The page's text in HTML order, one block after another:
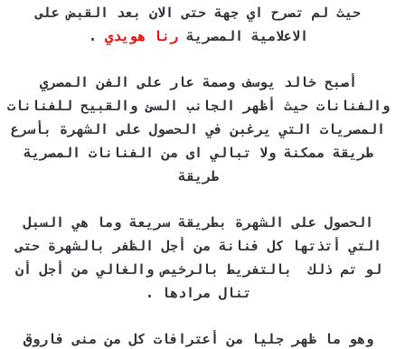
حيث لم تصرح اي جهة حتى الان بعد القبض على
الاعلامية المصريةرنا هويدي .
أصبح خالد يوسف وصمة عار على الفن المصري
والفنانات حيث أظهر الجانب السئ والقبيح للفنانات
المصريات التي يرغبن في الحصول على الشهرة بأسرع
طريقة ممكنة ولا تبالي اى من الفنانات المصرية
طريقة
الحصول على الشهرة بطريقة سريعة وما هي السبل
التي أتذتها كل فنانة من أجل الظفر بالشهرة حتى
لو تم ذلك بالتفريط بالرخيص والغالي من أجل أن
تنال مرادها .
وهو ما ظهر جليا من أعترافات كل من منى فاروق